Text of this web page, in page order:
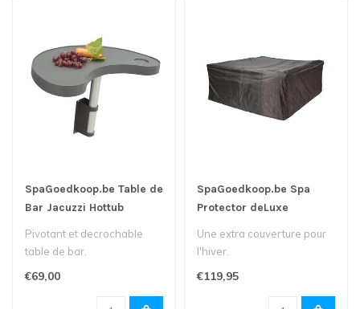
SpaGoedkoop.be Table de
Bar Jacuzzi Hottub
Pivotant et decrochable
table de bar.
€69,00
SpaGoedkoop.be Spa
Protector deLuxe
Une extra couverture pour
l'hiver.
€119,95